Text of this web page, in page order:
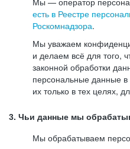
есть в Реестре
Роскомнадзора.
Мы уважаем
и делаем всё для того,
законной обработки
персональные данные
их только в тех целях,
3. Чьи данные мы
Мы обрабатываем